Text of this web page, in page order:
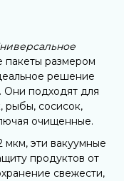
размером
решение
Они подходят для
рыбы, сосисок,
очищенные.
эти вакуумные
продуктов от
свежести,